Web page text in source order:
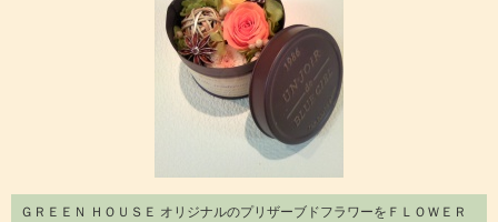
ＧＲＥＥＮ ＨＯＵＳＥ オリジナルのプリザーブドフラワーをＦＬＯＷＥＲ